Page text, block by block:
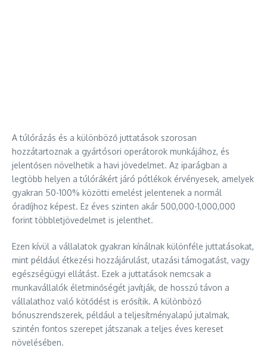
A túlórázás és a különböző juttatások szorosan
hozzátartoznak a gyártósori operátorok munkájához, és
jelentősen növelhetik a havi jövedelmet. Az iparágban a
legtöbb helyen a túlórákért járó pótlékok érvényesek, amelyek
gyakran 50-100% közötti emelést jelentenek a normál
óradíjhoz képest. Ez éves szinten akár 500,000-1,000,000
forint többletjövedelmet is jelenthet.
Ezen kívül a vállalatok gyakran kínálnak különféle juttatásokat,
mint például étkezési hozzájárulást, utazási támogatást, vagy
egészségügyi ellátást. Ezek a juttatások nemcsak a
munkavállalók életminőségét javítják, de hosszú távon a
vállalathoz való kötődést is erősítik. A különböző
bónuszrendszerek, például a teljesítményalapú jutalmak,
szintén fontos szerepet játszanak a teljes éves kereset
növelésében.